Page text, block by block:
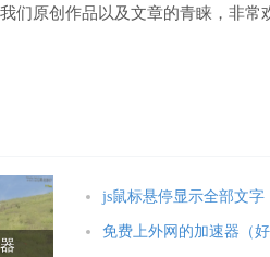
们原创作品以及文章的青睐，非常
js鼠标悬停显示全部文字
免费上外网的加速器（